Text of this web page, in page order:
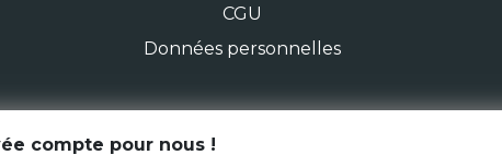
CGU
Données personnelles
© Génération Zébrée 2026
compte pour nous !